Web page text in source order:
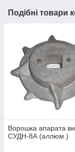
Подібні товари
Ворошка апарата
СУДН-8А (аллюм.)